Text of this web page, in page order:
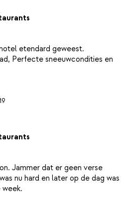
etendard geweest.
Perfecte sneeuwcondities en
Jammer dat er geen verse
nu hard en later op de dag was